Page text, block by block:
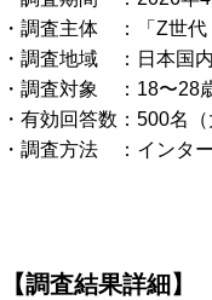
・調査主体 ：「Z世代
・調査地域 ：日本国内
・調査対象 ：18〜28
・有効回答数：500名
・調査方法 ：インタ
【調査結果詳細】